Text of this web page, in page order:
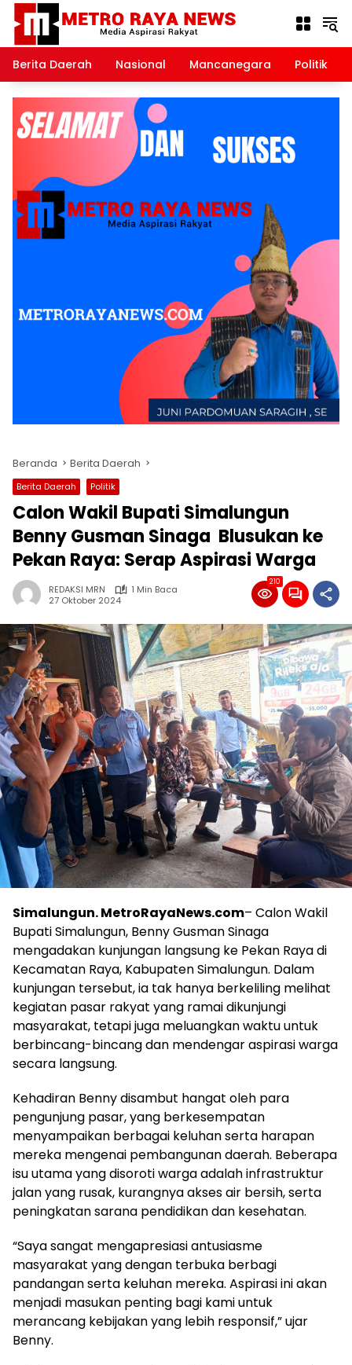
Langsung
konten
Berita Daerah
Nasional Mancanegara Politik
Beranda Berita Daerah
Berita Daerah Politik
Calon Wakil Bupati Simalungun
Benny Gusman Sinaga Blusukan ke
Pekan Raya: Serap Aspirasi Warga
REDAKSI MRN
1 Min Baca
27 Oktober 2024
210
Simalungun. MetroRayaNews.com– Calon Wakil
Bupati Simalungun, Benny Gusman Sinaga
mengadakan kunjungan langsung ke Pekan Raya di
Kecamatan Raya, Kabupaten Simalungun. Dalam
kunjungan tersebut, ia tak hanya berkeliling melihat
kegiatan pasar rakyat yang ramai dikunjungi
masyarakat, tetapi juga meluangkan waktu untuk
berbincang-bincang dan mendengar aspirasi warga
secara langsung.
Kehadiran Benny disambut hangat oleh para
pengunjung pasar, yang berkesempatan
menyampaikan berbagai keluhan serta harapan
mereka mengenai pembangunan daerah. Beberapa
isu utama yang disoroti warga adalah infrastruktur
jalan yang rusak, kurangnya akses air bersih, serta
peningkatan sarana pendidikan dan kesehatan.
“Saya sangat mengapresiasi antusiasme
masyarakat yang dengan terbuka berbagi
pandangan serta keluhan mereka. Aspirasi ini akan
menjadi masukan penting bagi kami untuk
merancang kebijakan yang lebih responsif,” ujar
Benny.